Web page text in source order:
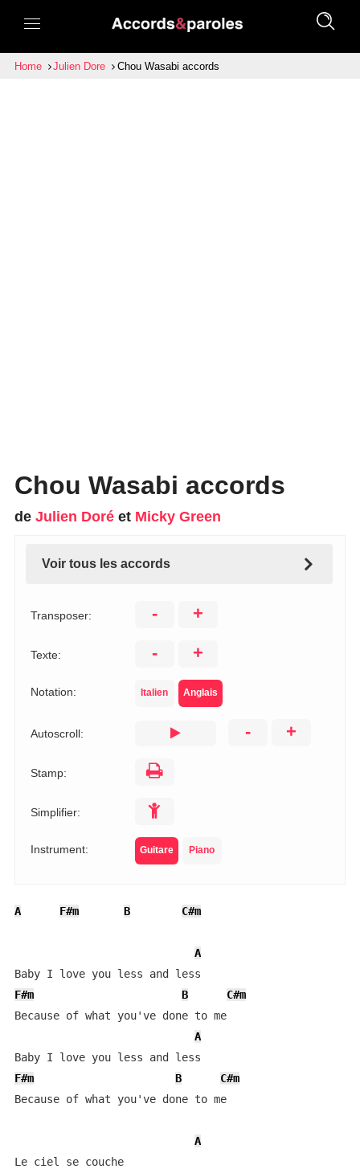
Home Julien Dore Chou Wasabi accords
Chou Wasabi accords
de Julien Doréet Micky Green
Voir tous les accords
Transposer: - +
Texte: - +
Notation: Italien Anglais
Autoscroll: - +
Stamp:
Simplifier:
Instrument: Guitare Piano
A F#m B C#m
A
F#m
B
C#m
Because of what you've done to me
A
F#m
B
C#m
Because of what you've done to me
A
Le ciel se couche